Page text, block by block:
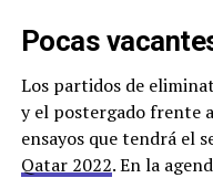
Pocas
Los partidos de
y el postergado frente
ensayos que tendrá el
Qatar 2022. En la